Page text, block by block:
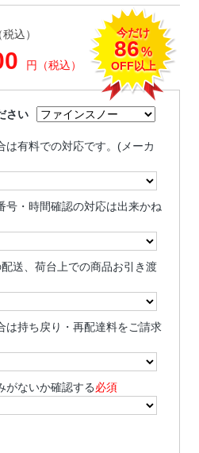
込）
円（税込）
今だけ
86%
OFF以上
さい
は有料での対応です。(メーカ
号・時間確認の対応は出来かね
送、荷台上での商品お引き渡
は持ち戻り・再配達料をご請求
がないか確認する必須